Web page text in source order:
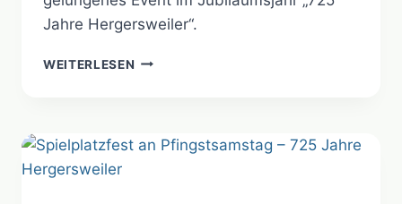
Jahre Hergersweiler“.
WEITERLESEN 1.
725